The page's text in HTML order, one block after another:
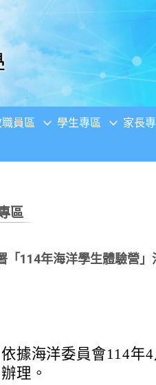
員區 學生專區 家長
區
「114年海洋學生體驗營」
依據海洋委員會114年
辦理。